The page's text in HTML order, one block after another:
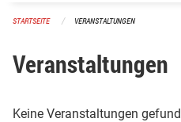
STARTSEITE VERANSTALTUNGEN
Veranstaltungen
Keine Veranstaltungen